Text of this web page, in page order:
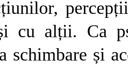
cu alții. Ca
schimbare și